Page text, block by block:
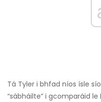
Tá Tyler i bhfad níos ísle
“sábháilte” i gcomparáid le